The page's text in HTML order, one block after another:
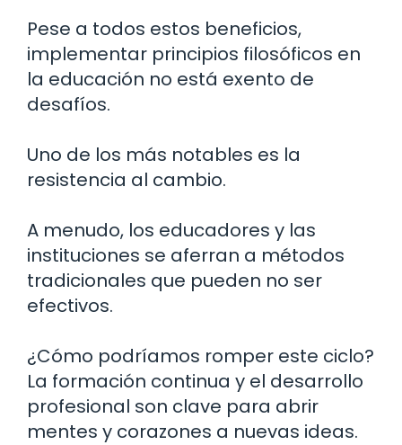
Pese a todos estos beneficios,
implementar principios filosóficos en
la educación no está exento de
desafíos.
Uno de los más notables es la
resistencia al cambio.
A menudo, los educadores y las
instituciones se aferran a métodos
tradicionales que pueden no ser
efectivos.
¿Cómo podríamos romper este ciclo?
La formación continua y el desarrollo
profesional son clave para abrir
mentes y corazones a nuevas ideas.